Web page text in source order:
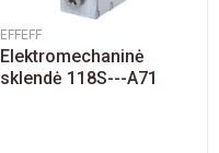
EFFEFF
Elektromechaninė
sklendė 118S---A71